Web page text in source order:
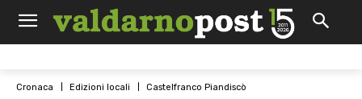
Cronaca Edizioni locali Castelfranco Piandiscò